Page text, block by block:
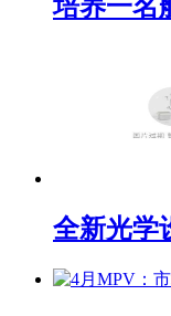
培养一名
全新光学